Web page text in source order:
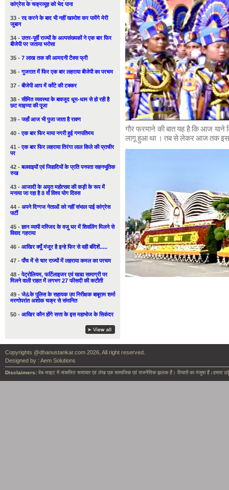
कांग्रेस के चक्रव्यूह को भेद पाना
33 -रद्द करने के बाद भी नहीं खामोश कर पायेंगे मेरी
जुबान
34 -उत्तर-पूर्वी राज्यों के अल्पसंख्यकों ने एक बार फिर
बीजेपी पर जताया भरोसा
35 - 7 लाख तक की आमदनी टैक्स फ्री
36 -गुजरात में फिर एक बार लहराया बीजेपी का परचम
37 -बीजेपी आप में काँटे की टक्कर
38 -सीमित व्यवस्था के बावजूद धूम-धाम से हो रही है
छट माइय्या की पूजा
39 -जहाँ आज भी पुजा जाता है रावण
40 -एक बार फिर माया नगरी हुई गणपतिमय
41 -एक बार फिर लहराया तिरंगा लाल किले की प्राचीर
पर
42 -बलवाइयों एवं जिहादियों के प्रति पनपता सहनभूतिक
रुख
43 - आजादी के अमृत महोत्सव की कड़ी के रूप में
मनाया जा रहा है 8 वाँ विश्व योग दिवस
44 - अपने दिग्गज नेताओं को नहीं संभाल पाई कांग्रेस
पार्टी
45 -ज्ञान व्यापी मस्जिद के वजु घर में शिवलिंग मिलने से
विवाद गहराया
46 - आखिर क्यूँ मंजूर है इन्हे फिर से वही बंदिशें.....
47 -पाँच में से चार राज्यों में लहराया कमल का परचम
48 -पेट्रोलियम, फर्टिलाइजर एवं खाद्य सामाग्री पर
मिलने वाली राहत में लगभग 27 फीसदी की कटौती
49 -जे&के पुलिस के सहायक उप निरीक्षक बाबूराम शर्मा
मरणोपरांत अशोक चक्र से संमानित
50 - आखिर कौन होंगे सत्ता के इस महाभोज के सिकंदर
गौर फरमाने की बात यह है कि आज याने
लागू हुआ था । तब से लेकर आज तक इस
Copyrights @dhanustankar.com 2026, All right reserved.
Designed by : Aem Solutions
Disclaimers: वेब-साइट में संकलित समाचार एवं लेख एक सामाजिक एवं राजनैतिक झलक हैं। विचारों का मंजुषा हैं।हमारा